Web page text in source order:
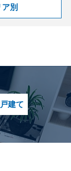
別
建て